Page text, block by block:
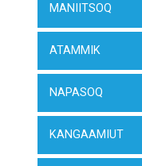
MANIITSOQ
ATAMMIK
NAPASOQ
KANGAAMIUT